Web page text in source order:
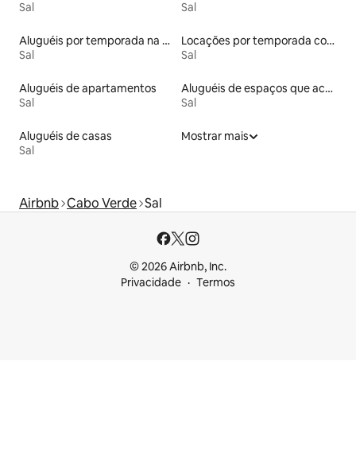
Sal
Sal
Aluguéis por temporada na orla
Sal
Locações por temporada com piscina
Sal
Aluguéis de apartamentos
Sal
Aluguéis de espaços que aceitam animais de estimação
Sal
Aluguéis de casas
Sal
Mostrar mais
Airbnb Cabo Verde Sal
© 2026 Airbnb, Inc.
Privacidade
Termos